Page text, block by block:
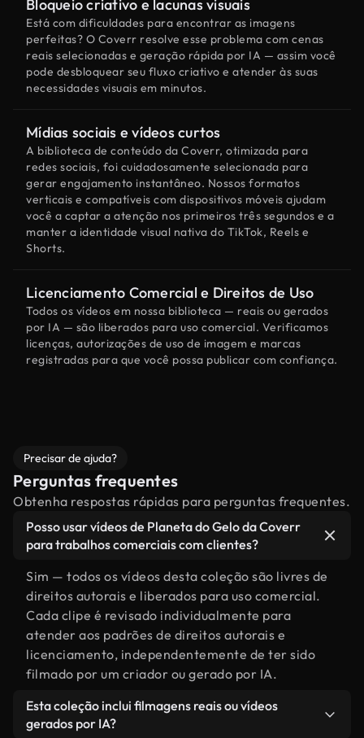
Bloqueio criativo e lacunas visuais
Está com dificuldades para encontrar as imagens
perfeitas? O Coverr resolve esse problema com cenas
reais selecionadas e geração rápida por IA — assim você
pode desbloquear seu fluxo criativo e atender às suas
necessidades visuais em minutos.
Mídias sociais e vídeos curtos
A biblioteca de conteúdo da Coverr, otimizada para
redes sociais, foi cuidadosamente selecionada para
gerar engajamento instantâneo. Nossos formatos
verticais e compatíveis com dispositivos móveis ajudam
você a captar a atenção nos primeiros três segundos e a
manter a identidade visual nativa do TikTok, Reels e
Shorts.
Licenciamento Comercial e Direitos de Uso
Todos os vídeos em nossa biblioteca — reais ou gerados
por IA — são liberados para uso comercial. Verificamos
licenças, autorizações de uso de imagem e marcas
registradas para que você possa publicar com confiança.
Precisar de ajuda?
Perguntas frequentes
Obtenha respostas rápidas para perguntas frequentes.
Posso usar vídeos de Planeta do Gelo da Coverr
para trabalhos comerciais com clientes?
Sim — todos os vídeos desta coleção são livres de
direitos autorais e liberados para uso comercial.
Cada clipe é revisado individualmente para
atender aos padrões de direitos autorais e
licenciamento, independentemente de ter sido
filmado por um criador ou gerado por IA.
Esta coleção inclui filmagens reais ou vídeos
gerados por IA?